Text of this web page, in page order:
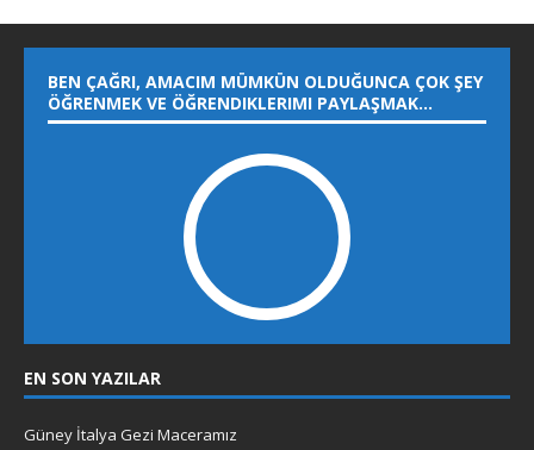
BEN ÇAĞRI, AMACIM MÜMKÜN OLDUĞUNCA ÇOK ŞEY
ÖĞRENMEK VE ÖĞRENDIKLERIMI PAYLAŞMAK…
EN SON YAZILAR
Güney İtalya Gezi Maceramız